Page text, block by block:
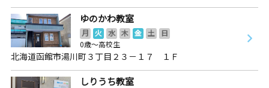
ゆのかわ教室
月 火 水 木 金 土
日
0歳～高校生
北海道函館市湯川町３丁目２３－１７ １Ｆ
しりうち教室